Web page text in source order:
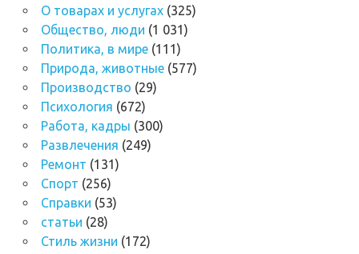
О товарах и услугах(325)
Общество, люди (1 031)
Политика, в мире(111)
Природа, животные(577)
Производство (29)
Психология (672)
Работа, кадры (300)
Развлечения (249)
Ремонт (131)
Спорт (256)
Справки (53)
статьи (28)
Стиль жизни (172)